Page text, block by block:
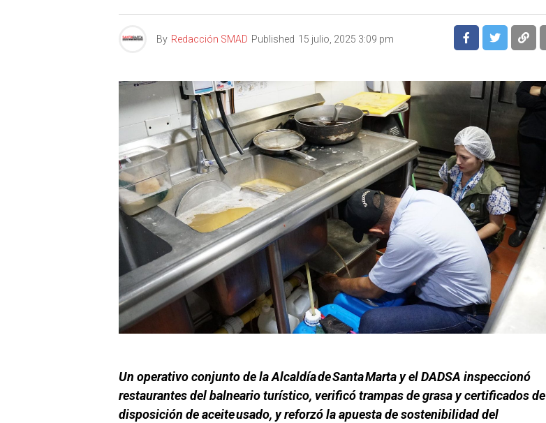
By Redacción SMAD Published 15 julio, 2025 3:09 pm
Un operativo conjunto de la Alcaldía de Santa Marta y el DADSA inspeccionó
restaurantes del balneario turístico, verificó trampas de grasa y certificados de
disposición de aceite usado, y reforzó la apuesta de sostenibilidad del